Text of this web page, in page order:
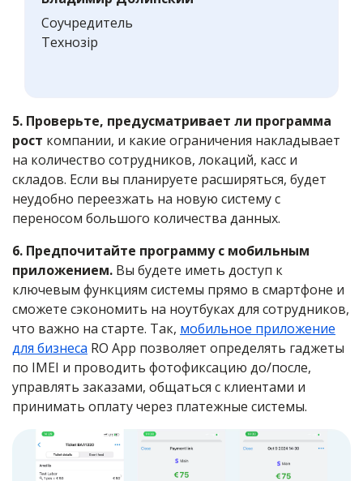
Соучредитель
Технозір
5. Проверьте, предусматривает ли программа
рост компании, и какие ограничения накладывает
на количество сотрудников, локаций, касс и
складов. Если вы планируете расширяться, будет
неудобно переезжать на новую систему с
переносом большого количества данных.
6. Предпочитайте программу с мобильным
приложением. Вы будете иметь доступ к
ключевым функциям системы прямо в смартфоне и
сможете сэкономить на ноутбуках для сотрудников,
что важно на старте. Так, мобильное приложение
для бизнеса RO App позволяет определять гаджеты
по IMEI и проводить фотофиксацию до/после,
управлять заказами, общаться с клиентами и
принимать оплату через платежные системы.